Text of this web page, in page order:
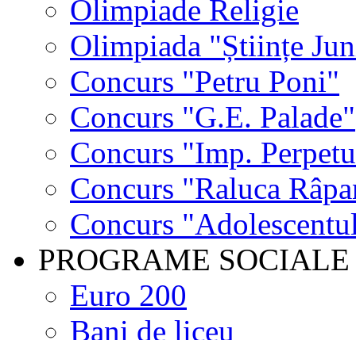
Olimpiade Religie
Olimpiada "Științe
Concurs "Petru Poni"
Concurs "G.E. Palade"
Concurs "Imp.
Concurs "Raluca
Concurs
PROGRAME SOCIALE
Euro 200
Bani de liceu